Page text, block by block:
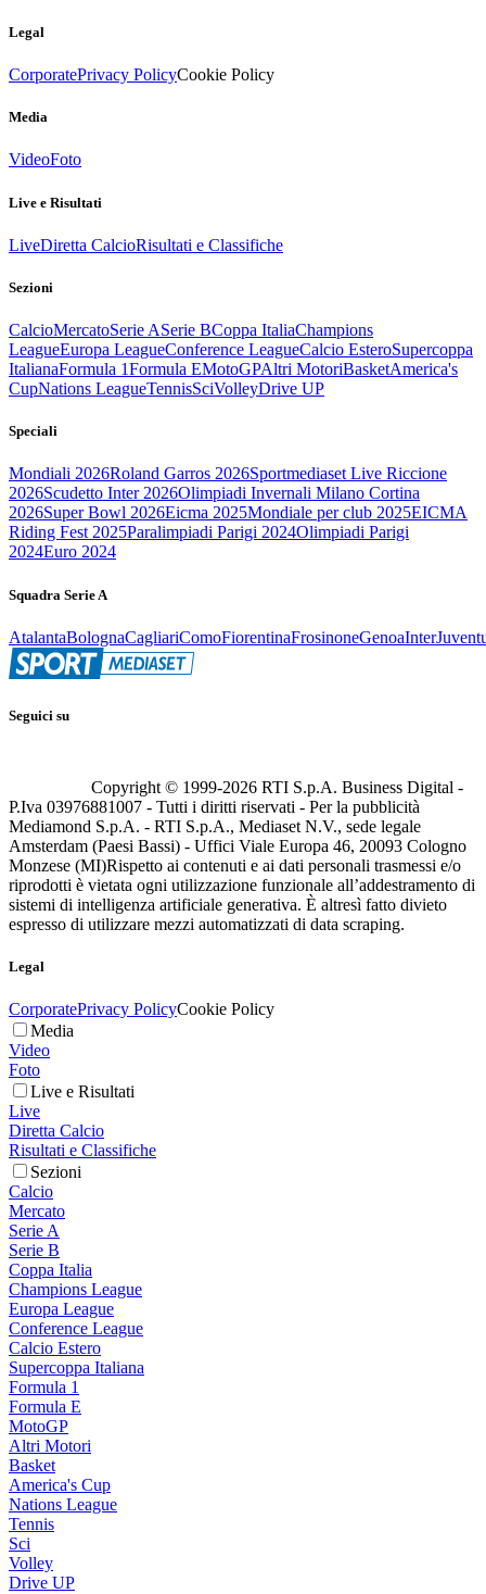
Legal
CorporatePrivacy PolicyCookie Policy
Media
VideoFoto
Live e Risultati
LiveDiretta CalcioRisultati e Classifiche
Sezioni
CalcioMercatoSerie ASerie BCoppa ItaliaChampions
LeagueEuropa LeagueConference LeagueCalcio EsteroSupercoppa
ItalianaFormula 1Formula EMotoGPAltri MotoriBasketAmerica's
CupNations LeagueTennisSciVolleyDrive UP
Speciali
Mondiali 2026Roland Garros 2026Sportmediaset Live Riccione
2026Scudetto Inter 2026Olimpiadi Invernali Milano Cortina
2026Super Bowl 2026Eicma 2025Mondiale per club 2025EICMA
Riding Fest 2025Paralimpiadi Parigi 2024Olimpiadi Parigi
2024Euro 2024
Squadra Serie A
AtalantaBolognaCagliariComoFiorentinaFrosinoneGenoaInter
Seguici su
Copyright © 1999-2026 RTI S.p.A. Business Digital -
P.Iva 03976881007 - Tutti i diritti riservati - Per la pubblicità
Mediamond S.p.A. - RTI S.p.A., Mediaset N.V., sede legale
Amsterdam (Paesi Bassi) - Uffici Viale Europa 46, 20093 Cologno
Monzese (MI)Rispetto ai contenuti e ai dati personali trasmessi e/o
riprodotti è vietata ogni utilizzazione funzionale all’addestramento di
sistemi di intelligenza artificiale generativa. È altresì fatto divieto
espresso di utilizzare mezzi automatizzati di data scraping.
Legal
CorporatePrivacy PolicyCookie Policy
Media
Video
Foto
Live e Risultati
Live
Diretta Calcio
Risultati e Classifiche
Sezioni
Calcio
Mercato
Serie A
Serie B
Coppa Italia
Champions League
Europa League
Conference League
Calcio Estero
Supercoppa Italiana
Formula 1
Formula E
MotoGP
Altri Motori
Basket
America's Cup
Nations League
Tennis
Sci
Volley
Drive UP